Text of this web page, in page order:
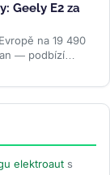
Geely E2 za
na 19 490
— podbízí
elektroaut s